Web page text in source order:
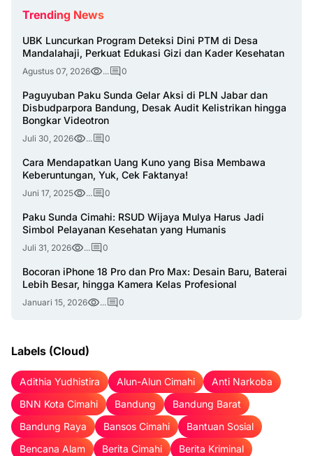
Trending News
UBK Luncurkan Program Deteksi Dini PTM di Desa
Mandalahaji, Perkuat Edukasi Gizi dan Kader Kesehatan
Agustus 07, 2026 ... 0
Paguyuban Paku Sunda Gelar Aksi di PLN Jabar dan
Disbudparpora Bandung, Desak Audit Kelistrikan hingga
Bongkar Videotron
Juli 30, 2026 ... 0
Cara Mendapatkan Uang Kuno yang Bisa Membawa
Keberuntungan, Yuk, Cek Faktanya!
Juni 17, 2025 ... 0
Paku Sunda Cimahi: RSUD Wijaya Mulya Harus Jadi
Simbol Pelayanan Kesehatan yang Humanis
Juli 31, 2026 ... 0
Bocoran iPhone 18 Pro dan Pro Max: Desain Baru, Baterai
Lebih Besar, hingga Kamera Kelas Profesional
Januari 15, 2026 ... 0
Labels (Cloud)
Adithia Yudhistira Alun-Alun Cimahi
Anti Narkoba
BNN Kota Cimahi
Bandung
Bandung Barat
Bandung Raya
Bansos Cimahi
Bantuan Sosial
Bencana Alam
Berita Cimahi
Berita Kriminal